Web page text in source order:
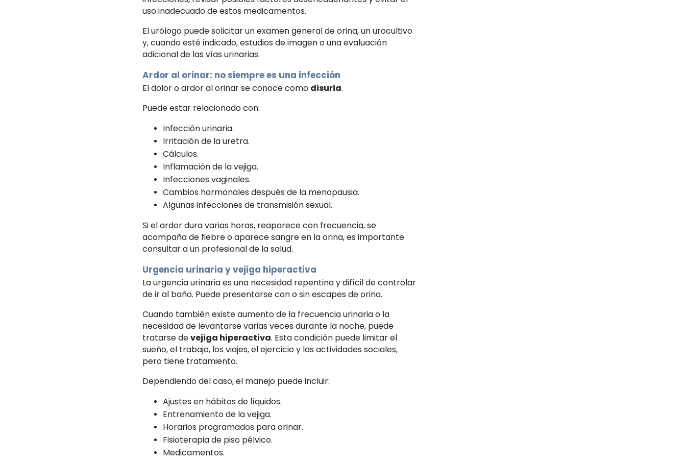
uso inadecuado de estos medicamentos.
El urólogo puede solicitar un examen general de orina, un urocultivo
y, cuando esté indicado, estudios de imagen o una evaluación
adicional de las vías urinarias.
Ardor al orinar: no siempre es una infección
El dolor o ardor al orinar se conoce como disuria.
Puede estar relacionado con:
Infección urinaria.
Irritación de la uretra.
Cálculos.
Inflamación de la vejiga.
Infecciones vaginales.
Cambios hormonales después de la menopausia.
Algunas infecciones de transmisión sexual.
Si el ardor dura varias horas, reaparece con frecuencia, se
acompaña de fiebre o aparece sangre en la orina, es importante
consultar a un profesional de la salud.
Urgencia urinaria y vejiga hiperactiva
La urgencia urinaria es una necesidad repentina y difícil de controlar
de ir al baño. Puede presentarse con o sin escapes de orina.
Cuando también existe aumento de la frecuencia urinaria o la
necesidad de levantarse varias veces durante la noche, puede
tratarse devejiga hiperactiva. Esta condición puede limitar el
sueño, el trabajo, los viajes, el ejercicio y las actividades sociales,
pero tiene tratamiento.
Dependiendo del caso, el manejo puede incluir:
Ajustes en hábitos de líquidos.
Entrenamiento de la vejiga.
Horarios programados para orinar.
Fisioterapia de piso pélvico.
Medicamentos.